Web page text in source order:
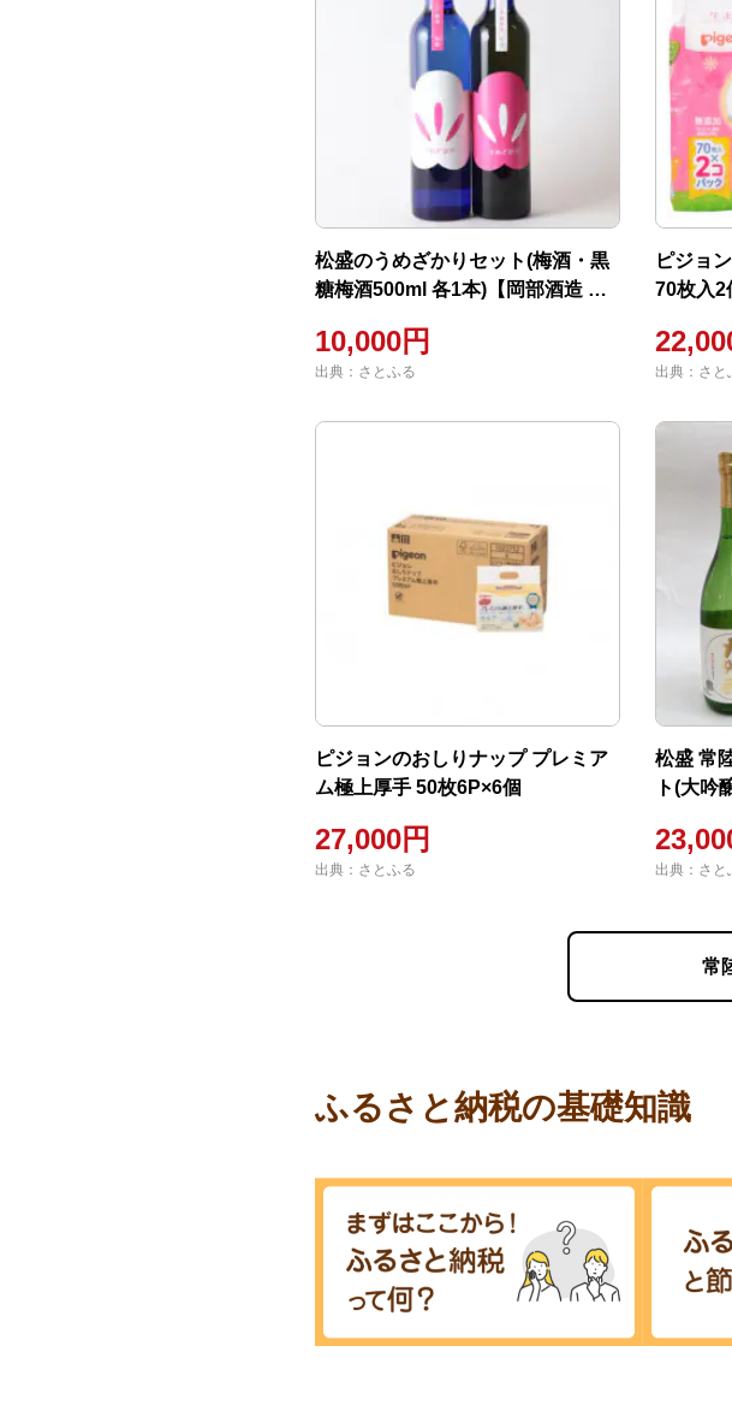
松盛のうめざかりセット(梅酒・黒
糖梅酒500ml 各1本)【岡部酒造 常
10,000円
出典：さとふる
ピジョ
70枚入2
出典：さと
ピジョンのおしりナップ プレミア
ム極上厚手 50枚6P×6個
27,000円
出典：さとふる
松盛 常
ト(大吟
出典：さと
常
ふるさと納税の基礎知識